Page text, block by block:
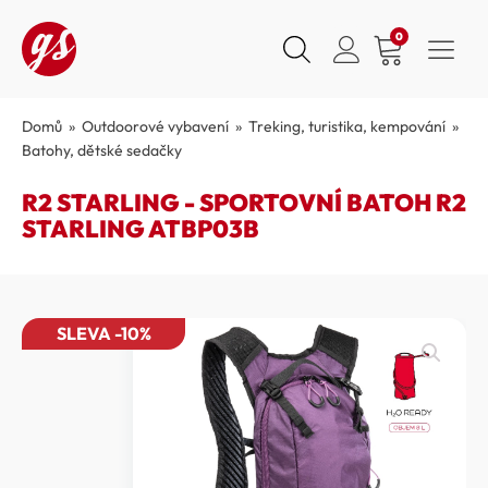
0
Domů » Outdoorové vybavení » Treking, turistika, kempování »
Batohy, dětské sedačky
R2 STARLING - SPORTOVNÍ BATOH R2
STARLING ATBP03B
SLEVA -10%